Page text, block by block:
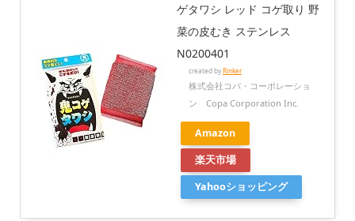
ゲタワシ レッド コゲ取り 野
菜の皮むき ステンレス
N0200401
created byRinker
株式会社コパ・コーポレーショ
ン Copa Corporation Inc.
Amazon
楽天市場
Yahooショッピング